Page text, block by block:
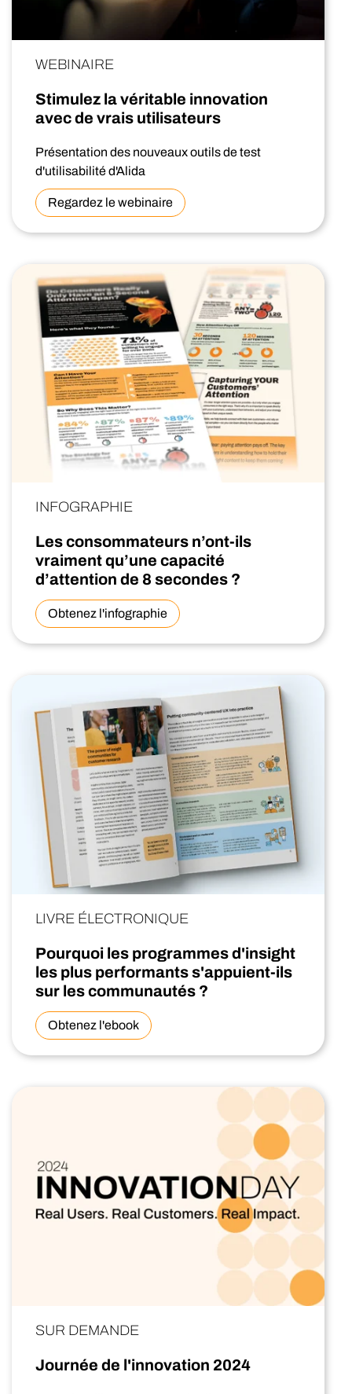
WEBINAIRE
Stimulez la véritable innovation
avec de vrais utilisateurs
Présentation des nouveaux outils de test
d'utilisabilité d'Alida
Regardez le webinaire
SUR DEMANDE
Journée de l'innovation 2024
LIVRE ÉLECTRONIQUE
Pourquoi les programmes d'insight
les plus performants s'appuient-ils
sur les communautés ?
Obtenez l'ebook
INFOGRAPHIE
Les consommateurs n’ont-ils
vraiment qu’une capacité
d’attention de 8 secondes ?
Obtenez l'infographie